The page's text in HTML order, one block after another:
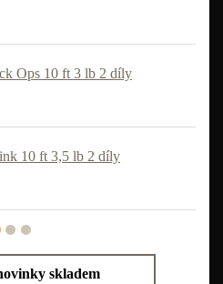
Ops 10 ft 3 lb 2 díly
10 ft 3,5 lb 2 díly
skladem